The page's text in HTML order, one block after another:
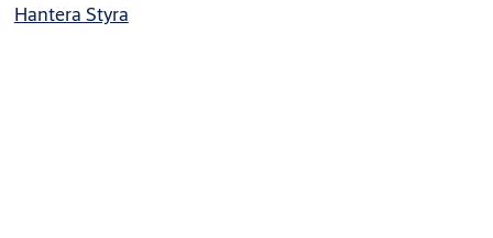
Hantera Styra